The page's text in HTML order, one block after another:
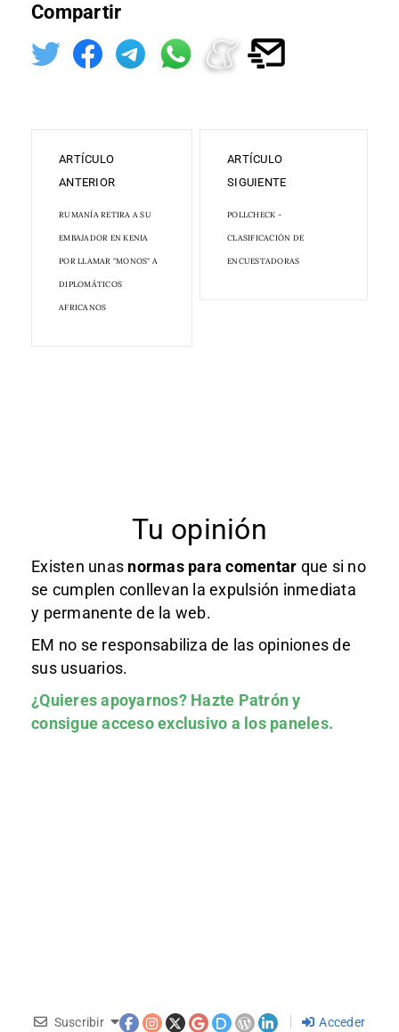
Compartir
ARTÍCULO
ANTERIOR
RUMANÍA RETIRA A SU
EMBAJADOR EN KENIA
POR LLAMAR "MONOS" A
DIPLOMÁTICOS
AFRICANOS
ARTÍCULO
SIGUIENTE
POLLCHECK -
CLASIFICACIÓN DE
ENCUESTADORAS
Tu opinión
Existen unas normas para comentar que si no
se cumplen conllevan la expulsión inmediata
y permanente de la web.
EM no se responsabiliza de las opiniones de
sus usuarios.
¿Quieres apoyarnos? Hazte Patróny
consigue acceso exclusivo a los paneles.
Suscribir Acceder